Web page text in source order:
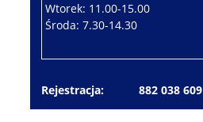
Wtorek: 11.00-15.00
Środa: 7.30-14.30
Rejestracja: 882 038 609